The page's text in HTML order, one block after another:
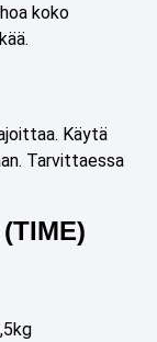
koko
Käytä
Tarvittaessa